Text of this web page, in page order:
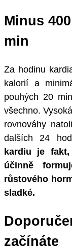
Minus
min
Za hodinu
kalorií a
pouhých 20
všechno.
rovnováhy
dalších 24
kardiu je
účinně
růstového
sladké.
začínáte